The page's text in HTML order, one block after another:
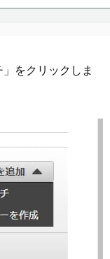
をクリックしま